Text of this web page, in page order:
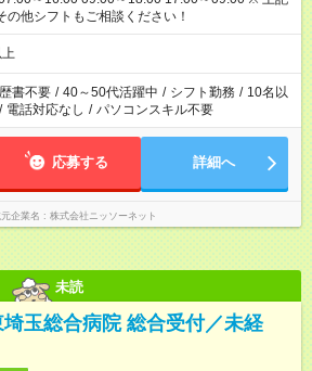
の他シフトもご相談ください！
書不要 / 40～50代活躍中 / シフト勤務 / 10名以
/ 電話対応なし / パソコンスキル不要
応募する 詳細へ
企業名 株式会社ニッソーネット
未読
玉総合病院 総合受付／未経